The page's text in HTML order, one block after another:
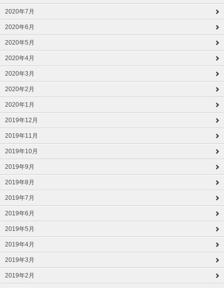
2020年7月
2020年6月
2020年5月
2020年4月
2020年3月
2020年2月
2020年1月
2019年12月
2019年11月
2019年10月
2019年9月
2019年8月
2019年7月
2019年6月
2019年5月
2019年4月
2019年3月
2019年2月